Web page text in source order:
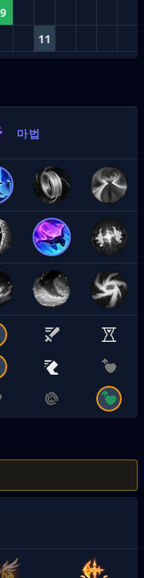
9
11
마법